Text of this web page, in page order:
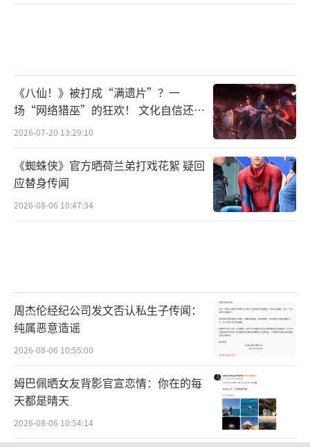
《八仙！》被打成“满遗片”？一
场“网络猎巫”的狂欢！ 文化自信还是
焦虑？
2026-07-20 13:29:10
《蜘蛛侠》官方晒荷兰弟打戏花絮 疑回
应替身传闻
2026-08-06 10:47:34
周杰伦经纪公司发文否认私生子传闻：
纯属恶意造谣
2026-08-06 10:55:00
姆巴佩晒女友背影官宣恋情：你在的每
天都是晴天
2026-08-06 10:54:14